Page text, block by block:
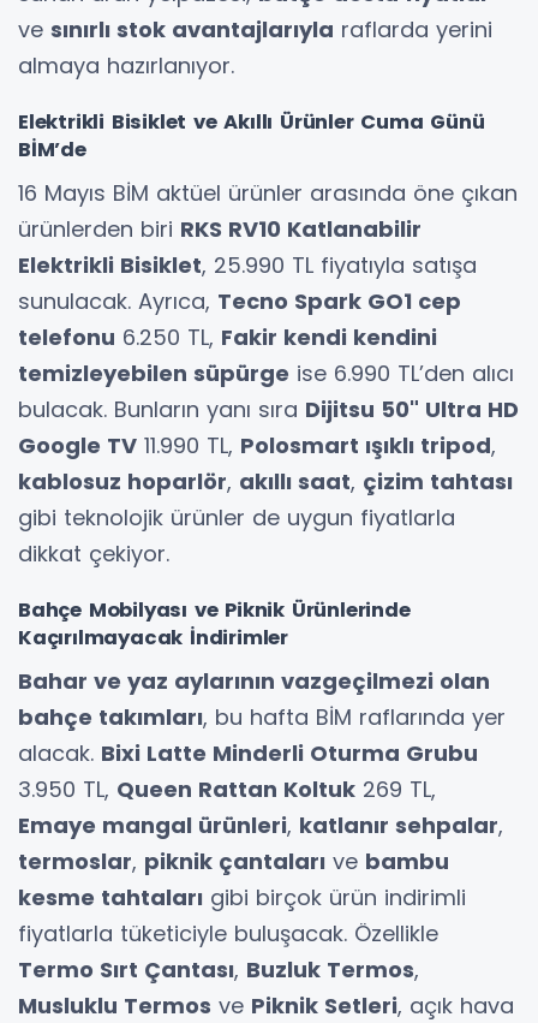
ve sınırlı stok avantajlarıyla raflarda yerini
almaya hazırlanıyor.
Elektrikli Bisiklet ve Akıllı Ürünler Cuma Günü
BİM’de
16 Mayıs BİM aktüel ürünler arasında öne çıkan
ürünlerden biri RKS RV10 Katlanabilir
Elektrikli Bisiklet, 25.990 TL fiyatıyla satışa
sunulacak. Ayrıca, Tecno Spark GO1 cep
telefonu 6.250 TL, Fakir kendi kendini
temizleyebilen süpürge ise 6.990 TL’den alıcı
bulacak. Bunların yanı sıra Dijitsu 50" Ultra HD
Google TV 11.990 TL, Polosmart ışıklı tripod,
kablosuz hoparlör, akıllı saat, çizim tahtası
gibi teknolojik ürünler de uygun fiyatlarla
dikkat çekiyor.
Bahçe Mobilyası ve Piknik Ürünlerinde
Kaçırılmayacak İndirimler
Bahar ve yaz aylarının vazgeçilmezi olan
bahçe takımları, bu hafta BİM raflarında yer
alacak. Bixi Latte Minderli Oturma Grubu
3.950 TL, Queen Rattan Koltuk 269 TL,
Emaye mangal ürünleri, katlanır sehpalar,
termoslar, piknik çantaları ve bambu
kesme tahtaları gibi birçok ürün indirimli
fiyatlarla tüketiciyle buluşacak. Özellikle
Termo Sırt Çantası, Buzluk Termos,
Musluklu Termos ve Piknik Setleri, açık hava